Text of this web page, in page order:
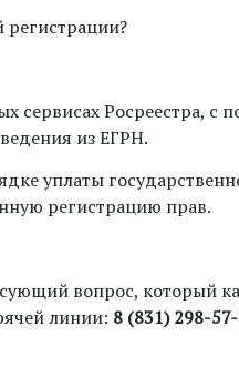
сервисах Росреестра, с
из ЕГРН.
уплаты
регистрацию прав.
вопрос, который
линии: 8 (831) 298-